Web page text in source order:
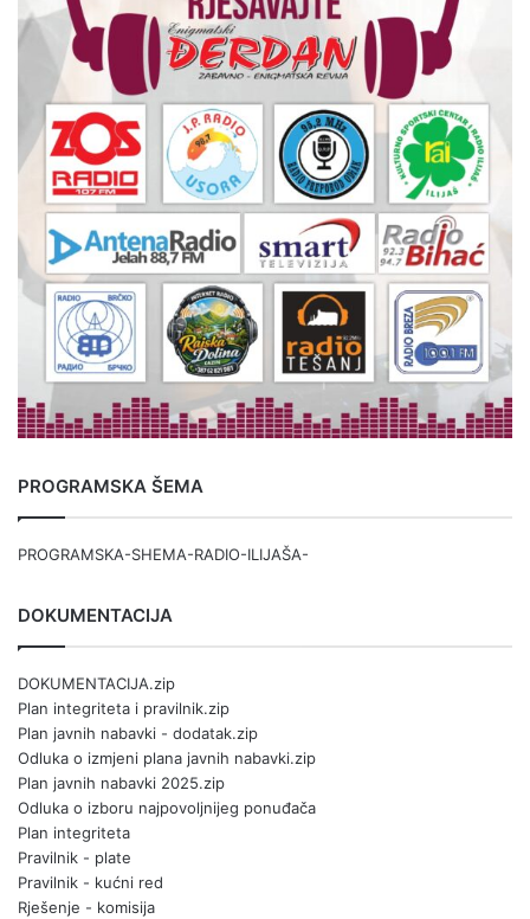
PROGRAMSKA ŠEMA
PROGRAMSKA-SHEMA-RADIO-ILIJAŠA-
DOKUMENTACIJA
DOKUMENTACIJA.zip
Plan integriteta i pravilnik.zip
Plan javnih nabavki - dodatak.zip
Odluka o izmjeni plana javnih nabavki.zip
Plan javnih nabavki 2025.zip
Odluka o izboru najpovoljnijeg ponuđača
Plan integriteta
Pravilnik - plate
Pravilnik - kućni red
Rješenje - komisija